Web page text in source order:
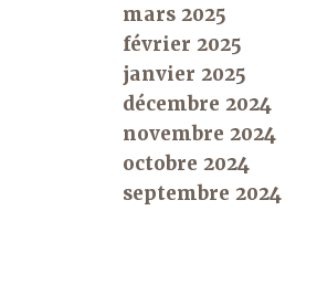
mars 2025
février 2025
janvier 2025
décembre 2024
novembre 2024
octobre 2024
septembre 2024